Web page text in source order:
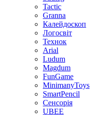
Tactic
Granna
Калейдоскоп
Логосвіт
Технок
Arial
Ludum
Magdum
FunGame
MinimanyToys
SmartPencil
Сенсорія
UBEE